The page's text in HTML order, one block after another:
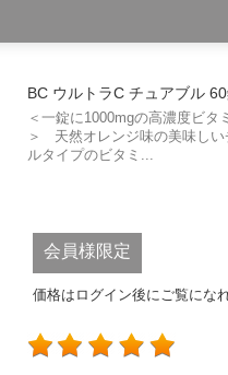
BC ウルトラC チュアブル
＜一錠に1000mgの高濃度ビタ
＞ 天然オレンジ味の美味しい
ルタイプのビタミ...
会員様限定
価格はログイン後にご覧にな